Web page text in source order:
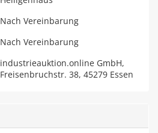
Nach Vereinbarung
Nach Vereinbarung
industrieauktion.online GmbH,
Freisenbruchstr. 38, 45279 Essen